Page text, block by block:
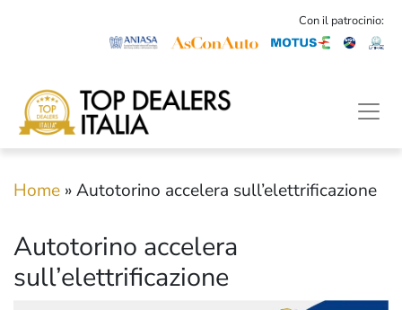
Con il patrocinio:
Home »Autotorino accelera sull’elettrificazione
Autotorino accelera
sull’elettrificazione